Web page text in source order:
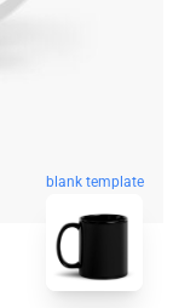
blank template